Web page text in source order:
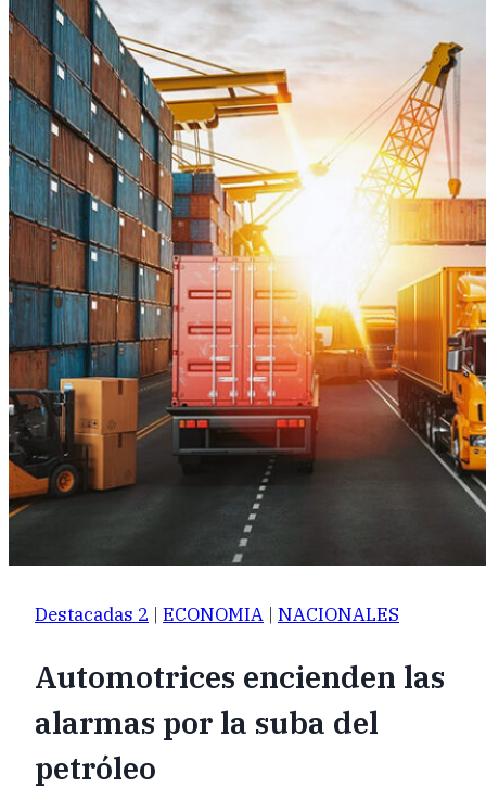
Destacadas 2 | ECONOMIA | NACIONALES
Automotrices encienden las
alarmas por la suba del
petróleo